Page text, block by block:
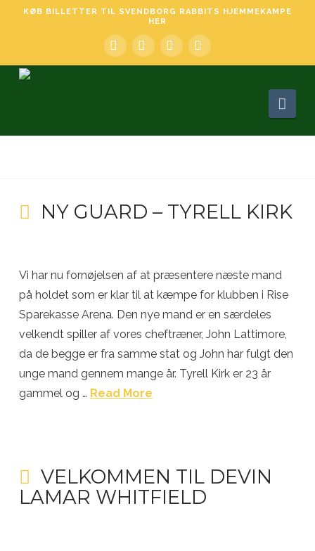
KØB BILLETTER TIL SVENDBORG RABBITS HJEMMEKAMPE
HER
Facebook
LinkedInYouTubeInstagram
NY GUARD – TYRELL KIRK
Vi har nu fornøjelsen af at præsentere næste mand
på holdet som er klar til at kæmpe for klubben i Rise
Sparekasse Arena. Den nye mand er en særdeles
velkendt spiller af vores cheftræner, John Lattimore,
da de begge er fra samme stat og John har fulgt den
unge mand gennem mange år. Tyrell Kirk er 23 år
gammel og … Read More
VELKOMMEN TIL DEVIN
LAMAR WHITFIELD